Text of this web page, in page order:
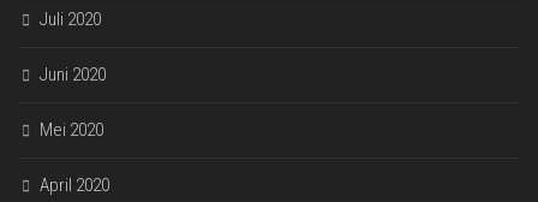
Juli 2020
Juni 2020
Mei 2020
April 2020